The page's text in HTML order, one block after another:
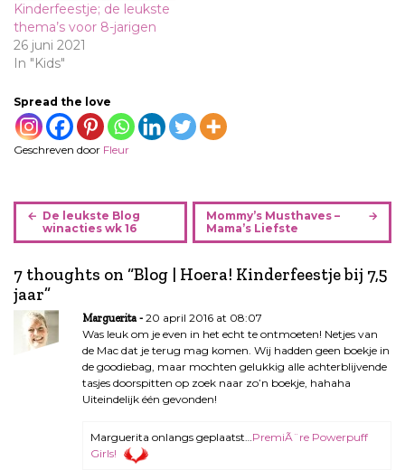
Kinderfeestje; de leukste
thema’s voor 8-jarigen
26 juni 2021
In "Kids"
Spread the love
Geschreven door Fleur
B
r
i
c
h
De leukste Blog
winacties wk 16
Mommy’s Musthaves –
Mama’s Liefste
7 thoughts on “Blog | Hoera! Kinderfeestje bij 7,5
jaar”
Marguerita
20 april 2016 at 08:07
Was leuk om je even in het echt te ontmoeten! Netjes van
de Mac dat je terug mag komen. Wij hadden geen boekje in
de goodiebag, maar mochten gelukkig alle achterblijvende
tasjes doorspitten op zoek naar zo’n boekje, hahaha
Uiteindelijk één gevonden!
Marguerita onlangs geplaatst…PremiÃ¨re Powerpuff
Girls!